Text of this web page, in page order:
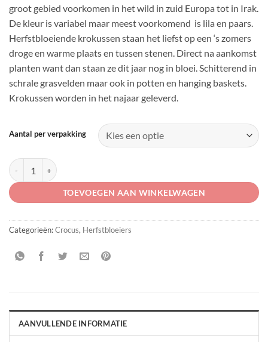
groot gebied voorkomen in het wild in zuid Europa tot in Irak.
De kleur is variabel maar meest voorkomend is lila en paars.
Herfstbloeiende krokussen staan het liefst op een ‘s zomers
droge en warme plaats en tussen stenen. Direct na aankomst
planten want dan staan ze dit jaar nog in bloei. Schitterend in
schrale grasvelden maar ook in potten en hanging baskets.
Krokussen worden in het najaar geleverd.
Aantal per verpakking
Crocus speciosus ssp. speciosus aantal
TOEVOEGEN AAN WINKELWAGEN
Categorieën:Crocus, Herfstbloeiers
AANVULLENDE INFORMATIE